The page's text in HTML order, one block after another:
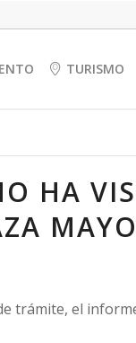
TURISMO
HA
trámite, el